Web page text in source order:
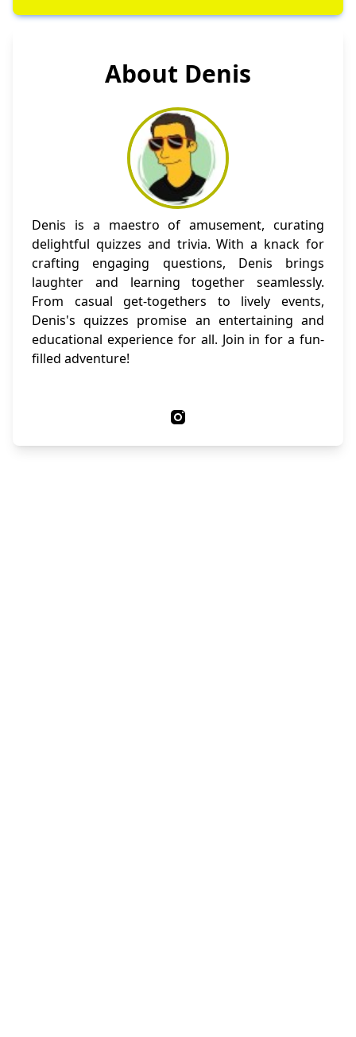
About Denis
Denis is a maestro of amusement, curating
delightful quizzes and trivia. With a knack for
crafting engaging questions, Denis brings
laughter and learning together seamlessly.
From casual get-togethers to lively events,
Denis's quizzes promise an entertaining and
educational experience for all. Join in for a fun-
filled adventure!